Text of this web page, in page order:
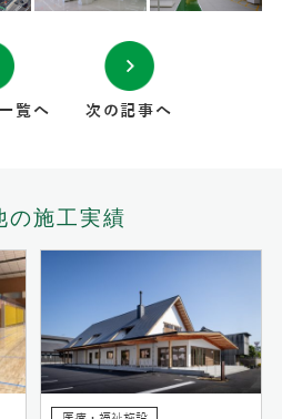
覧へ 次の記事へ
の施工実績